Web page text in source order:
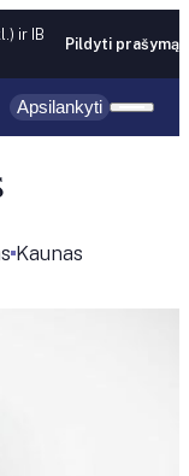
ir IB
Pildyti prašymą
Apsilankyti
Kaunas